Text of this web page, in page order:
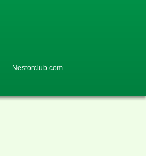
Nestorclub.com